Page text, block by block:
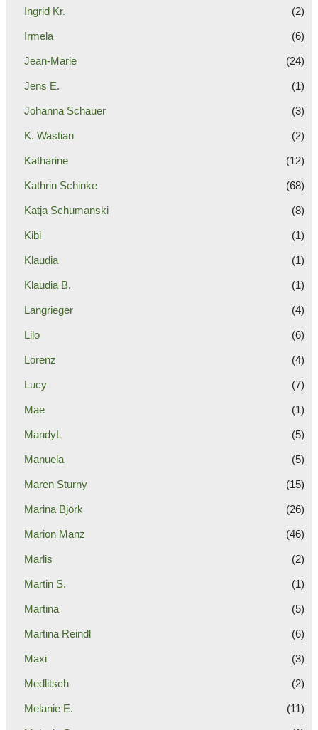
Ingrid Kr. (2)
Irmela (6)
Jean-Marie (24)
Jens E. (1)
Johanna Schauer (3)
K. Wastian (2)
Katharine (12)
Kathrin Schinke (68)
Katja Schumanski (8)
Kibi (1)
Klaudia (1)
Klaudia B. (1)
Langrieger (4)
Lilo (6)
Lorenz (4)
Lucy (7)
Mae (1)
MandyL (5)
Manuela (5)
Maren Sturny (15)
Marina Björk (26)
Marion Manz (46)
Marlis (2)
Martin S. (1)
Martina (5)
Martina Reindl (6)
Maxi (3)
Medlitsch (2)
Melanie E. (11)